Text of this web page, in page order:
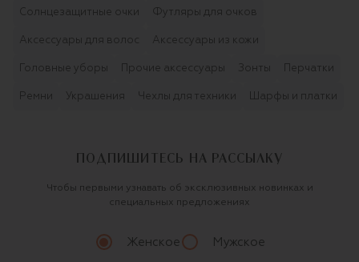
Солнцезащитные очки Футляры для очков
Аксессуары для волос Аксессуары из кожи
Головные уборы Прочие аксессуары Зонты Перчатки
Ремни Украшения Чехлы для техники Шарфы и платки
ПОДПИШИТЕСЬ НА РАССЫЛКУ
Чтобы первыми узнавать об эксклюзивных новинках и
специальных предложениях
Женское Мужское